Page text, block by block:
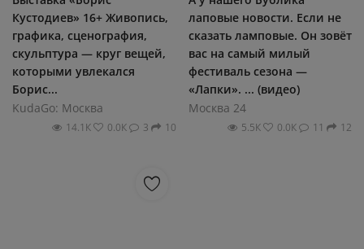
Кустодиев» 16+ Живопись,
графика, сценография,
скульптура — круг вещей,
которыми увлекался
Борис...
KudaGo: Москва
14.1К 0.0К 3 10
лаповые новости. Если не
сказать ламповые. Он зовёт
вас на самый милый
фестиваль сезона —
«Лапки». ... (видео)
Москва 24
5.5К 0.0К 11 12